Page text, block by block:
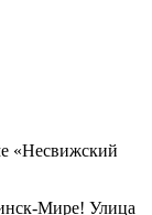
«Несвижский
Мире! Улица